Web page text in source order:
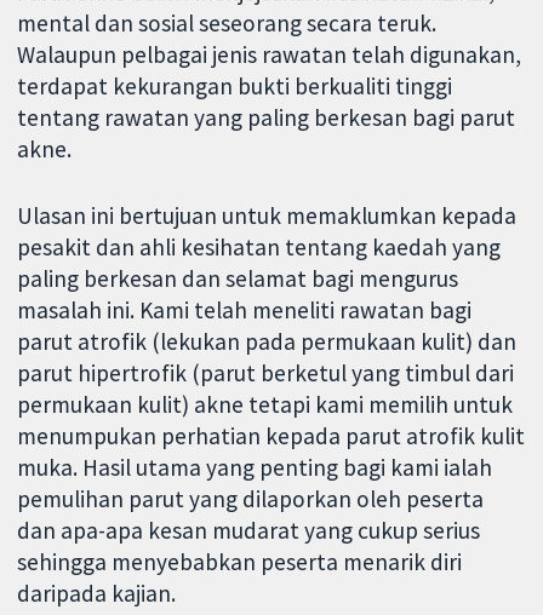
mental dan sosial seseorang secara teruk.
Walaupun pelbagai jenis rawatan telah digunakan,
terdapat kekurangan bukti berkualiti tinggi
tentang rawatan yang paling berkesan bagi parut
akne.
Ulasan ini bertujuan untuk memaklumkan kepada
pesakit dan ahli kesihatan tentang kaedah yang
paling berkesan dan selamat bagi mengurus
masalah ini. Kami telah meneliti rawatan bagi
parut atrofik (lekukan pada permukaan kulit) dan
parut hipertrofik (parut berketul yang timbul dari
permukaan kulit) akne tetapi kami memilih untuk
menumpukan perhatian kepada parut atrofik kulit
muka. Hasil utama yang penting bagi kami ialah
pemulihan parut yang dilaporkan oleh peserta
dan apa-apa kesan mudarat yang cukup serius
sehingga menyebabkan peserta menarik diri
daripada kajian.